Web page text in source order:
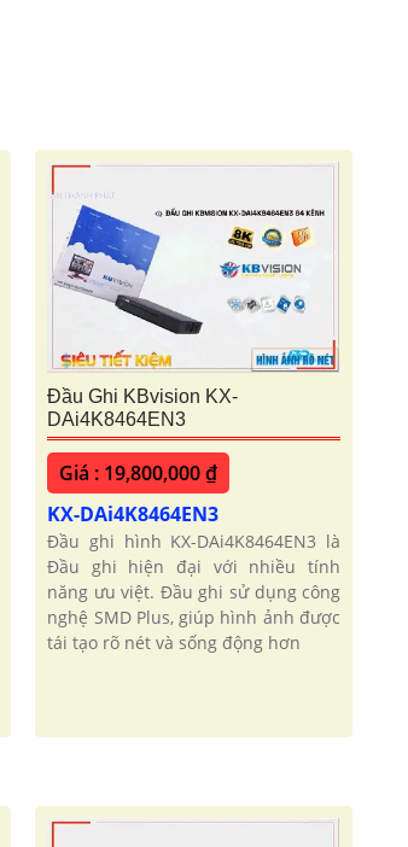
Đầu Ghi KBvision KX-
DAi4K8464EN3
Giá : 19,800,000 ₫
KX-DAi4K8464EN3
Đầu ghi hình KX-DAi4K8464EN3 là
Đầu ghi hiện đại với nhiều tính
năng ưu việt. Đầu ghi sử dụng công
nghệ SMD Plus, giúp hình ảnh được
tái tạo rõ nét và sống động hơn